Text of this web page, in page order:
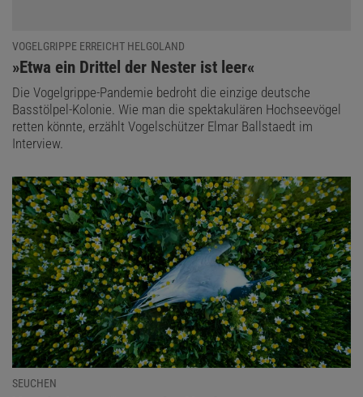
VOGELGRIPPE ERREICHT HELGOLAND
:
»Etwa ein Drittel der Nester ist leer«
Die Vogelgrippe-Pandemie bedroht die einzige deutsche
Basstölpel-Kolonie. Wie man die spektakulären Hochseevögel
retten könnte, erzählt Vogelschützer Elmar Ballstaedt im
Interview.
SEUCHEN